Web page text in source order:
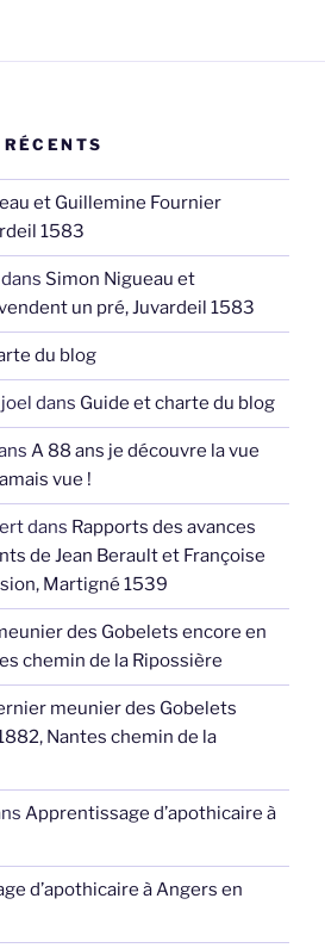
et Guillemine Fournier
1583
dans Simon Nigueau et
un pré, Juvardeil 1583
du blog
dans Guide et charte du blog
A 88 ans je découvre la vue
vue !
dans Rapports des avances
de Jean Berault et Françoise
Martigné 1539
des Gobelets encore en
chemin de la Ripossière
meunier des Gobelets
Nantes chemin de la
Apprentissage d’apothicaire à
d’apothicaire à Angers en